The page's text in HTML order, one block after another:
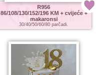
R956
86/108/130/152/196 KM+ cvijeće +
makaronsi
30/40/50/60/80 parčadi.